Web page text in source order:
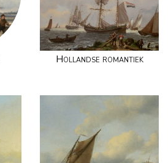
Hollandse romantiek